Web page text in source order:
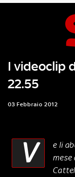
Cos’altro vedere:
PROGRAMMI SKY
Un mondo di offerte:
SKY.IT
I videoclip
22.55
03 Febbraio 2012
V
e li
mese